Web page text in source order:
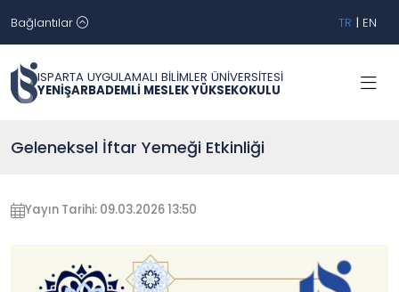
Bağlantılar TR | EN
ISPARTA UYGULAMALI BİLİMLER ÜNİVERSİTESİ
YENİŞARBADEMLİ MESLEK YÜKSEKOKULU
Geleneksel İftar Yemeği Etkinliği
Yayın Tarihi: 09.03.2026 13:50